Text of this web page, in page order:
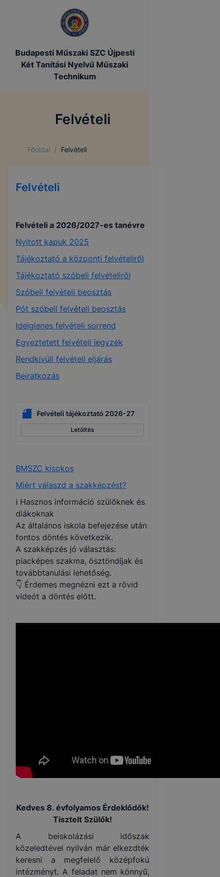
Budapesti Műszaki SZC Újpesti
Két Tanítási Nyelvű Műszaki
Technikum
Felvételi
Főoldal / Felvételi
Felvételi
Felvételi a 2026/2027-es tanévre
Nyitott kapuk 2025
Tájékoztató a központi felvételiről
Tájékoztató szóbeli felvételiről
Szóbeli felvételi beosztás
Pót szóbeli felvételi beosztás
Ideiglenes felvételi sorrend
Egyeztetett felvételi jegyzék
Rendkívüli felvételi eljárás
Beiratkozás
Felvételi tájékoztató 2026-27
Letöltés
BMSZC kisokos
Miért válaszd a szakképzést?
ℹ️ Hasznos információ szülőknek és
diákoknak
Az általános iskola befejezése után
fontos döntés következik.
A szakképzés jó választás:
piacképes szakma, ösztöndíjak és
továbbtanulási lehetőség.
👇 Érdemes megnézni ezt a rövid
videót a döntés előtt.
Kedves 8. évfolyamos Érdeklődők!
Tisztelt Szülők!
A beiskolázási időszak
közeledtével nyilván már elkezdték
keresni a megfelelő középfokú
intézményt. A feladat nem könnyű,